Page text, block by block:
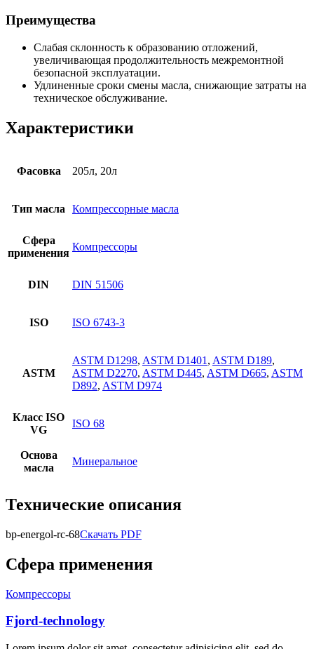
Преимущества
Слабая склонность к образованию отложений,
увеличивающая продолжительность межремонтной
безопасной эксплуатации.
Удлиненные сроки смены масла, снижающие затраты на
техническое обслуживание.
Характеристики
Фасовка 205л, 20л
Тип масла Компрессорные масла
Сфера
применения
Компрессоры
DIN DIN 51506
ISO ISO 6743-3
ASTM
ASTM D1298, ASTM D1401 , ASTM D189,
ASTM D2270, ASTM D445, ASTM D665, ASTM
D892, ASTM D974
Класс ISO
VG
ISO 68
Основа
масла
Минеральное
Технические описания
bp-energol-rc-68Скачать PDF
Сфера применения
Компрессоры
Fjord-technology